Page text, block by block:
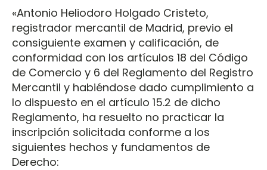
«Antonio Heliodoro Holgado Cristeto,
registrador mercantil de Madrid, previo el
consiguiente examen y calificación, de
conformidad con los artículos 18 del Código
de Comercio y 6 del Reglamento del Registro
Mercantil y habiéndose dado cumplimiento a
lo dispuesto en el artículo 15.2 de dicho
Reglamento, ha resuelto no practicar la
inscripción solicitada conforme a los
siguientes hechos y fundamentos de
Derecho: